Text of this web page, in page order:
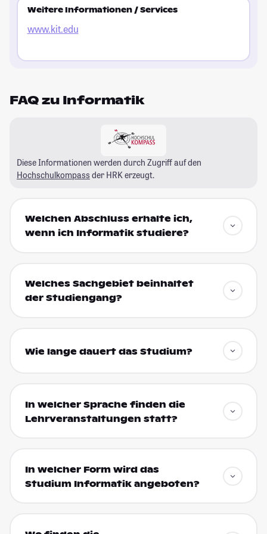
Weitere Informationen / Services
www.kit.edu
FAQ zu Informatik
Diese Informationen werden durch Zugriff auf den
Hochschulkompass der HRK erzeugt.
Welchen Abschluss erhalte ich,
wenn ich Informatik studiere?
Welches Sachgebiet beinhaltet
der Studiengang?
Wie lange dauert das Studium?
In welcher Sprache finden die
Lehrveranstaltungen statt?
In welcher Form wird das
Studium Informatik angeboten?